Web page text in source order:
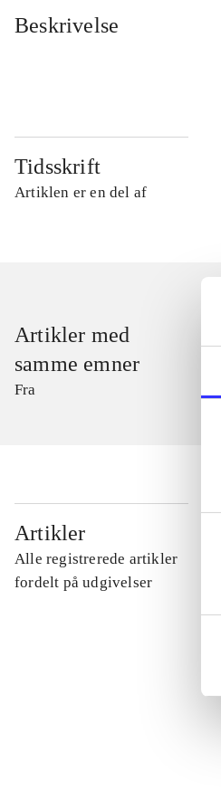
Beskrivelse
Tidsskrift
Artiklen er en del af
Artikler med
samme emner
Fra
Artikler
Alle registrerede artikler
fordelt på udgivelser